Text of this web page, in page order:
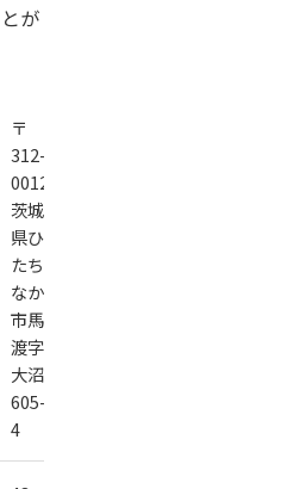
が
〒
312-
0012
茨城
県ひ
たち
なか
市馬
渡字
大沼
605-
4